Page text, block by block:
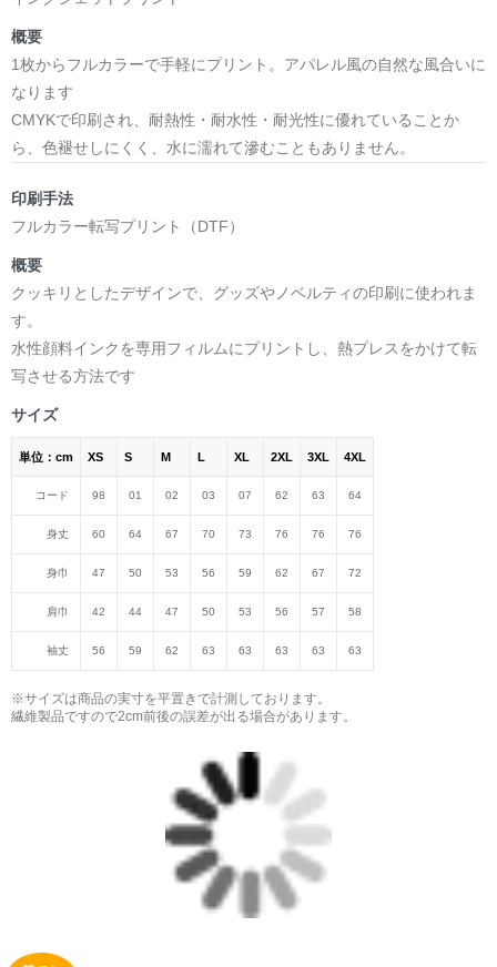
概要
1枚からフルカラーで手軽にプリント。アパレル風の自然な風合いに
なります
CMYKで印刷され、耐熱性・耐水性・耐光性に優れていることか
ら、色褪せしにくく、水に濡れて滲むこともありません。
印刷手法
フルカラー転写プリント（DTF）
概要
クッキリとしたデザインで、グッズやノベルティの印刷に使われま
す。
水性顔料インクを専用フィルムにプリントし、熱プレスをかけて転
写させる方法です
サイズ
単位：cm XS S M L XL 2XL 3XL 4XL
コード 98 01 02 03 07 62 63 64
身丈 60 64 67 70 73 76 76 76
身巾 47 50 53 56 59 62 67 72
肩巾 42 44 47 50 53 56 57 58
袖丈 56 59 62 63 63 63 63 63
※サイズは商品の実寸を平置きで計測しております。
繊維製品ですので2cm前後の誤差が出る場合があります。